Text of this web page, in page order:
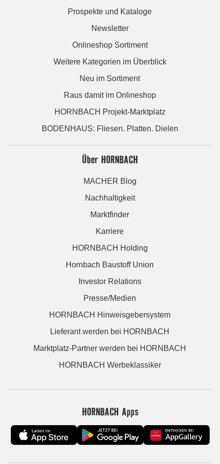
Prospekte und Kataloge
Newsletter
Onlineshop Sortiment
Weitere Kategorien im Überblick
Neu im Sortiment
Raus damit im Onlineshop
HORNBACH Projekt-Marktplatz
BODENHAUS: Fliesen. Platten. Dielen
Über HORNBACH
MACHER Blog
Nachhaltigkeit
Marktfinder
Karriere
HORNBACH Holding
Hornbach Baustoff Union
Investor Relations
Presse/Medien
HORNBACH Hinweisgebersystem
Lieferant werden bei HORNBACH
Marktplatz-Partner werden bei HORNBACH
HORNBACH Werbeklassiker
HORNBACH Apps